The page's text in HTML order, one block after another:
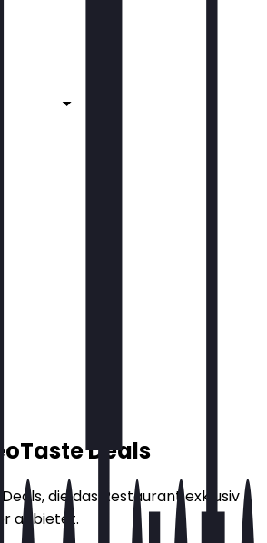
Deals
Deals, die das Restaurant exklusiv
anbietet.